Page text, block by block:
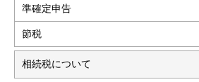
準確定申告
節税
相続税について